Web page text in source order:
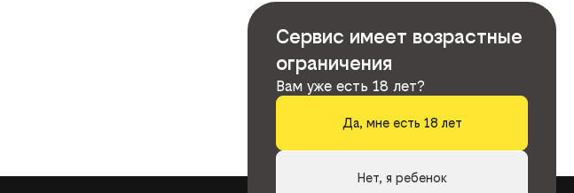
Сервис имеет возрастные
ограничения
Вам уже есть 18 лет?
Да, мне есть 18 лет
Нет, я ребенок